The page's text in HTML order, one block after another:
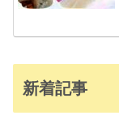
新着記事